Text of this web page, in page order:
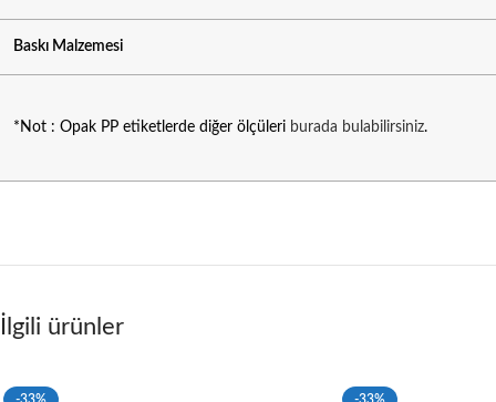
Baskı Malzemesi
*Not : Opak PP etiketlerde diğer ölçüleri burada bulabilirsiniz.
İlgili ürünler